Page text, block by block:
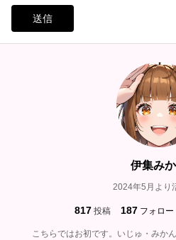
送信
伊集み
2024年5月より
817 投稿 187 フォロー
こちらではお初です。いじゅ・みか